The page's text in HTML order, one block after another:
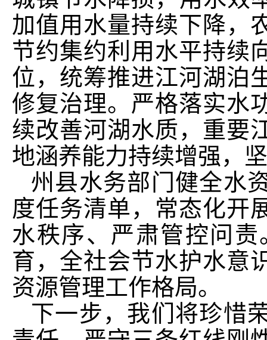
加值用水量持续下降，
节约集约利用水平持续
位，统筹推进江河湖泊
修复治理。严格落实水
续改善河湖水质，重要
地涵养能力持续增强，
州县水务部门健全水
度任务清单，常态化开
水秩序、严肃管控问
育，全社会节水护水意
资源管理工作格局。
下一步，我们将珍惜